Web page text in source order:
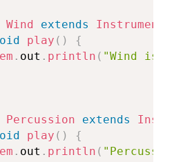
标
关
Wind extends Instrument
play ( )
{
. out . println ( "Wind is
Percussion extends
play ( )
{
. out . println (